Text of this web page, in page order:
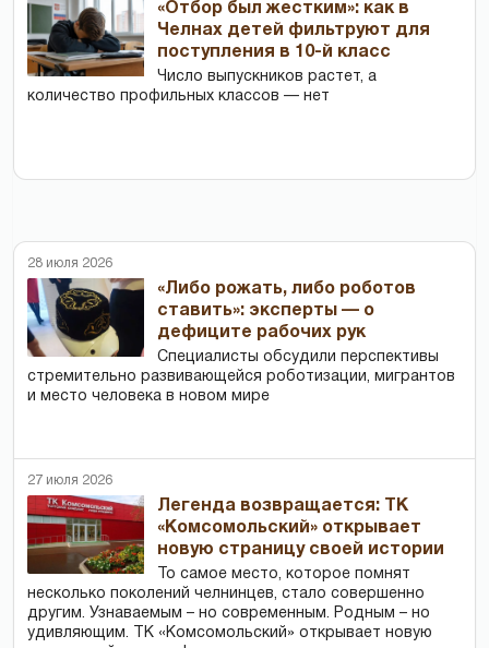
«Отбор был жестким»: как в
Челнах детей фильтруют для
поступления в 10-й класс
Число выпускников растет, а
количество профильных классов — нет
28 июля 2026
«Либо рожать, либо роботов
ставить»: эксперты — о
дефиците рабочих рук
Специалисты обсудили перспективы
стремительно развивающейся роботизации, мигрантов
и место человека в новом мире
27 июля 2026
Легенда возвращается: ТК
«Комсомольский» открывает
новую страницу своей истории
То самое место, которое помнят
несколько поколений челнинцев, стало совершенно
другим. Узнаваемым – но современным. Родным – но
удивляющим. ТК «Комсомольский» открывает новую